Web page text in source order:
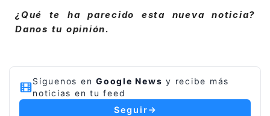
¿Qué te ha parecido esta nueva noticia?
Danos tu opinión.
Síguenos en Google News y recibe más
noticias en tu feed
Seguir